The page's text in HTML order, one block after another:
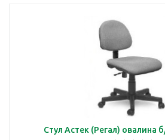
Стул Астек (Регал) овалина